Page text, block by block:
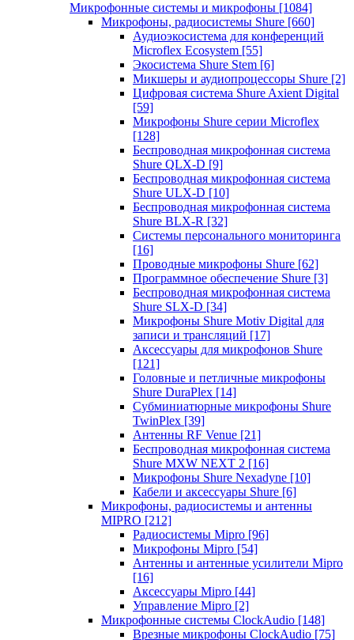
Микрофонные системы и микрофоны [1084]
Микрофоны, радиосистемы Shure [660]
Аудиоэкосистема для конференций
Microflex Ecosystem [55]
Экосистема Shure Stem [6]
Микшеры и аудиопроцессоры Shure [2]
Цифровая система Shure Axient Digital
[59]
Микрофоны Shure серии Microflex
[128]
Беспроводная микрофонная система
Shure QLX-D [9]
Беспроводная микрофонная система
Shure ULX-D [10]
Беспроводная микрофонная система
Shure BLX-R [32]
Системы персонального мониторинга
[16]
Проводные микрофоны Shure [62]
Программное обеспечение Shure [3]
Беспроводная микрофонная система
Shure SLX-D [34]
Микрофоны Shure Motiv Digital для
записи и трансляций [17]
Аксессуары для микрофонов Shure
[121]
Головные и петличные микрофоны
Shure DuraPlex [14]
Субминиатюрные микрофоны Shure
TwinPlex [39]
Антенны RF Venue [21]
Беспроводная микрофонная система
Shure MXW NEXT 2 [16]
Микрофоны Shure Nexadyne [10]
Кабели и аксессуары Shure [6]
Микрофоны, радиосистемы и антенны
MIPRO [212]
Радиосистемы Mipro [96]
Микрофоны Mipro [54]
Антенны и антенные усилители Mipro
[16]
Аксессуары Mipro [44]
Управление Mipro [2]
Микрофонные системы ClockAudio [148]
Врезные микрофоны ClockAudio [75]